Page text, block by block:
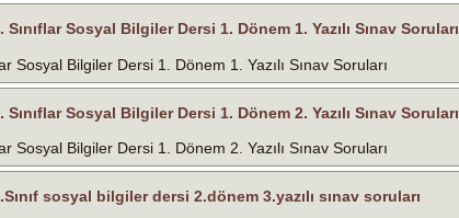
Sınıflar Sosyal Bilgiler Dersi 1. Dönem 1. Yazılı Sınav Soruları
Sosyal Bilgiler Dersi 1. Dönem 1. Yazılı Sınav Soruları
Sınıflar Sosyal Bilgiler Dersi 1. Dönem 2. Yazılı Sınav Soruları
Sosyal Bilgiler Dersi 1. Dönem 2. Yazılı Sınav Soruları
sosyal bilgiler dersi 2.dönem 3.yazılı sınav soruları